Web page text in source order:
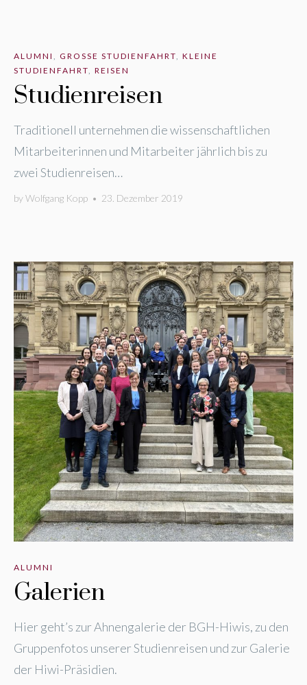
ALUMNI , GROSSE STUDIENFAHRT , KLEINE
STUDIENFAHRT, REISEN
Studienreisen
Traditionell unternehmen die wissenschaftlichen
Mitarbeiterinnen und Mitarbeiter jährlich bis zu
zwei Studienreisen…
byWolfgang Kopp • 23. Dezember 2019
ALUMNI
Galerien
Hier geht’s zur Ahnengalerie der BGH-Hiwis, zu den
Gruppenfotos unserer Studienreisen und zur Galerie
der Hiwi-Präsidien.